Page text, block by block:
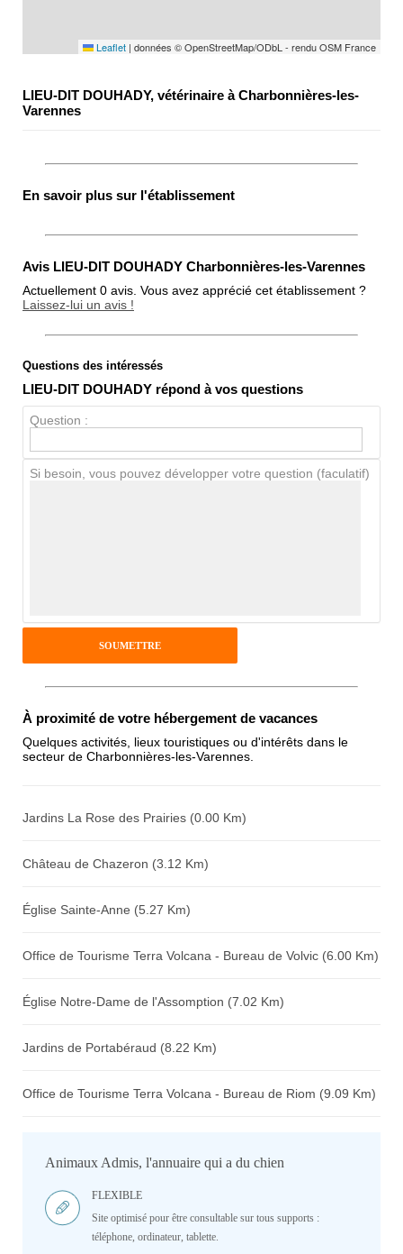
Leaflet | données © OpenStreetMap/ODbL - rendu OSM France
LIEU-DIT DOUHADY, vétérinaire à Charbonnières-les-
Varennes
En savoir plus sur l'établissement
Avis LIEU-DIT DOUHADY Charbonnières-les-Varennes
Actuellement 0 avis. Vous avez apprécié cet établissement ?
Laissez-lui un avis !
Note globale
Antispam - Combien font 7x4 (en
chiffres) :
Questions des intéressés
LIEU-DIT DOUHADY répond à vos questions
Question :
Si besoin, vous pouvez développer votre question (faculatif)
À proximité de votre hébergement de vacances
Quelques activités, lieux touristiques ou d'intérêts dans le
secteur de Charbonnières-les-Varennes.
Jardins La Rose des Prairies (0.00 Km)
Château de Chazeron (3.12 Km)
Église Sainte-Anne (5.27 Km)
Office de Tourisme Terra Volcana - Bureau de Volvic (6.00 Km)
Église Notre-Dame de l'Assomption (7.02 Km)
Jardins de Portabéraud (8.22 Km)
Office de Tourisme Terra Volcana - Bureau de Riom (9.09 Km)
Animaux Admis, l'annuaire qui a du chien
FLEXIBLE
Site optimisé pour être consultable sur tous supports :
téléphone, ordinateur, tablette.